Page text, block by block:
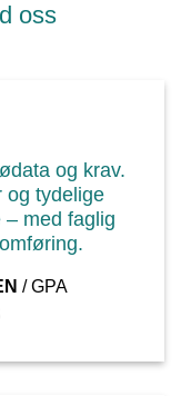
oss
og krav.
og tydelige
med faglig
/GPA